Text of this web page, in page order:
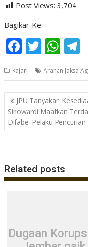
Post Views: 3,704
Bagikan Ke:
F
e
b
o
o
T
itt
er
W
at
s
A
p
a
m
Kajari Arahan Jaksa
Navigasi
pos
JPU Tanyakan
Sinowardi Maafkan
Difabel Pelaku Pencurian
Related posts
Dugaan